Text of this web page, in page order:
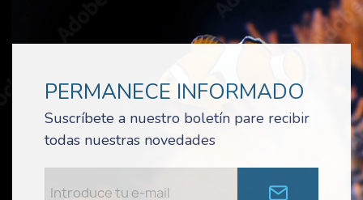
PERMANECE INFORMADO
Suscríbete a nuestro boletín pare recibir
todas nuestras novedades